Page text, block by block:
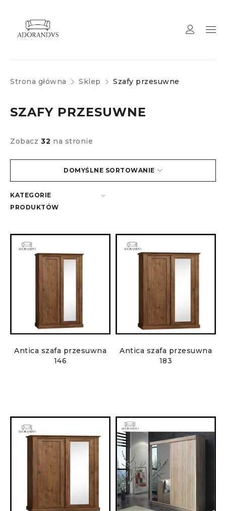
Strona główna Sklep Szafy przesuwne
SZAFY PRZESUWNE
DOMYŚLNE SORTOWANIE
Zobacz 32 na stronie
KATEGORIE
PRODUKTÓW
Antica szafa przesuwna
146
Antica szafa przesuwna
183